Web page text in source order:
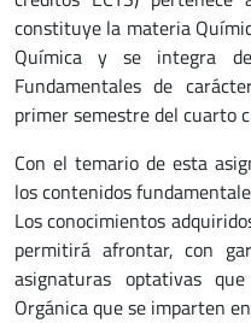
constituye la materia
Química y se integra
Fundamentales de
primer semestre del cuarto
Con el temario de esta
los contenidos
Los conocimientos
permitirá afrontar, con
asignaturas optativas
Orgánica que se imparten